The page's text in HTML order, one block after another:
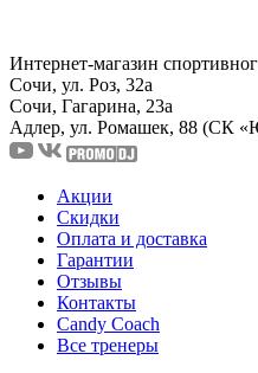
Интернет-магазин
Сочи, ул. Роз, 32а
Сочи, Гагарина, 23а
Адлер, ул. Ромашек, 88 (СК
Акции
Скидки
Оплата и доставка
Гарантии
Отзывы
Контакты
Candy Coach
Все тренеры